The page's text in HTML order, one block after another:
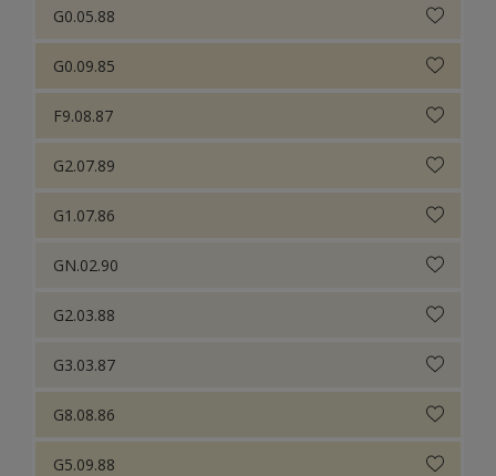
G0.05.88
G0.09.85
F9.08.87
G2.07.89
G1.07.86
GN.02.90
G2.03.88
G3.03.87
G8.08.86
G5.09.88